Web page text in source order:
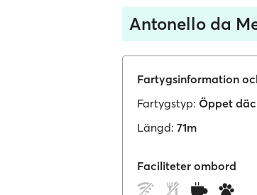
Antonello da
Fartygsinformation
Fartygstyp: Öppet
Längd: 71m
Faciliteter ombord